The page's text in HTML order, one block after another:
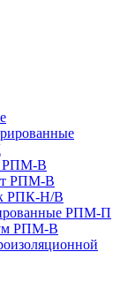
РПМ-В
РПМ-В
РПК-Н/В
РПМ-П
РПМ-В